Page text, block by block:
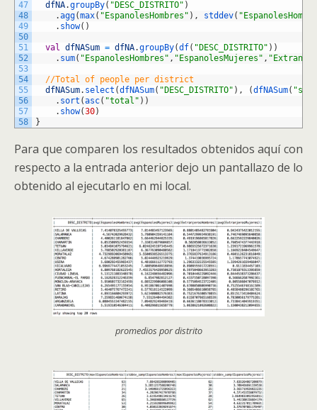
47
48
49
50
51
52
53
54
55
56
57
58
dfNA.groupBy( "DESC_DISTRITO" )
.agg(max( "EspanolesHombres" ) , stddev(
. show( )
val dfNASum = dfNA.groupBy(df( "DESC_DISTRITO" ) )
. sum( "EspanolesHombres" , "EspanolesMujeres" ,
//Total of people per district
dfNASum. select (dfNASum( "DESC_DISTRITO" ) , (dfNASum(
. sort (asc( "total" ) )
. show(30)
}
Para que comparen los resultados obtenidos aquí con
respecto a la entrada anterior dejo un pantallazo de lo
obtenido al ejecutarlo en mi local.
promedios por distrito